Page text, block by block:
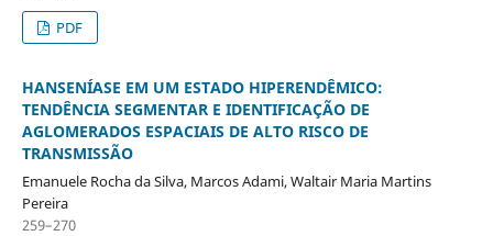
PDF
HANSENÍASE EM UM ESTADO HIPERENDÊMICO:
TENDÊNCIA SEGMENTAR E IDENTIFICAÇÃO DE
AGLOMERADOS ESPACIAIS DE ALTO RISCO DE
TRANSMISSÃO
Emanuele Rocha da Silva, Marcos Adami, Waltair Maria Martins
Pereira
259–270